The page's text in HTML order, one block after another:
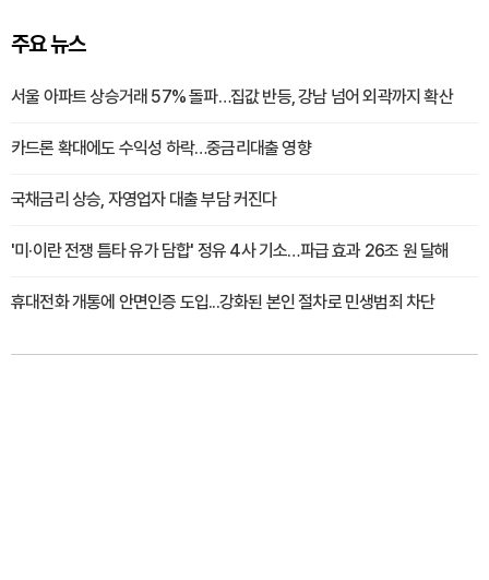
주요 뉴스
서울 아파트 상승거래 57% 돌파…집값 반등, 강남 넘어 외곽까지 확산
카드론 확대에도 수익성 하락…중금리대출 영향
국채금리 상승, 자영업자 대출 부담 커진다
'미·이란 전쟁 틈타 유가 담합' 정유 4사 기소…파급 효과 26조 원 달해
휴대전화 개통에 안면인증 도입...강화된 본인 절차로 민생범죄 차단